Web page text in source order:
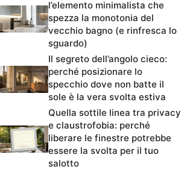
l’elemento minimalista che
spezza la monotonia del
vecchio bagno (e rinfresca lo
sguardo)
Il segreto dell’angolo cieco:
perché posizionare lo
specchio dove non batte il
sole è la vera svolta estiva
Quella sottile linea tra privacy
e claustrofobia: perché
liberare le finestre potrebbe
essere la svolta per il tuo
salotto